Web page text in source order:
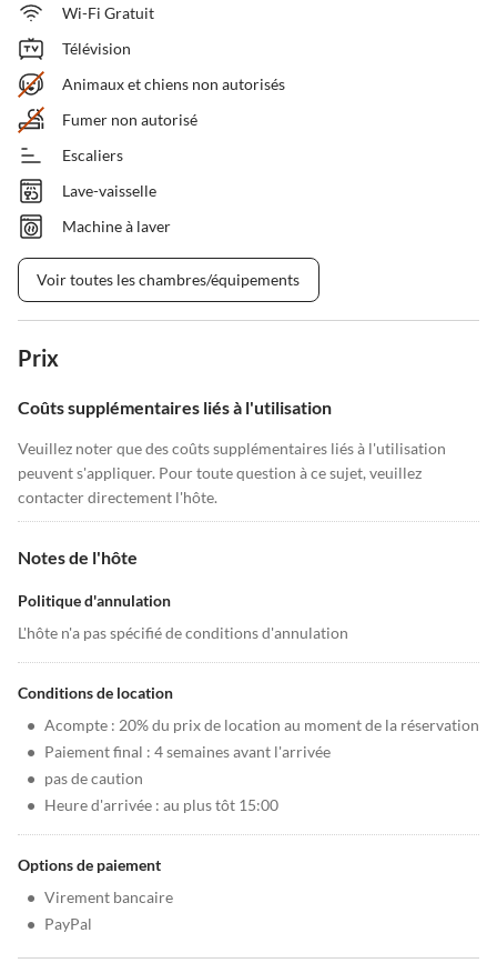
Wi-Fi Gratuit
Télévision
Animaux et chiens non autorisés
Fumer non autorisé
Escaliers
Lave-vaisselle
Machine à laver
Voir toutes les chambres/équipements
Prix
Coûts supplémentaires liés à l'utilisation
Veuillez noter que des coûts supplémentaires liés à l'utilisation
peuvent s'appliquer. Pour toute question à ce sujet, veuillez
contacter directement l'hôte.
Notes de l'hôte
Politique d'annulation
L'hôte n'a pas spécifié de conditions d'annulation
Conditions de location
• Acompte : 20% du prix de location au moment de la réservation
• Paiement final : 4 semaines avant l'arrivée
• pas de caution
• Heure d'arrivée : au plus tôt 15:00
Options de paiement
• Virement bancaire
• PayPal